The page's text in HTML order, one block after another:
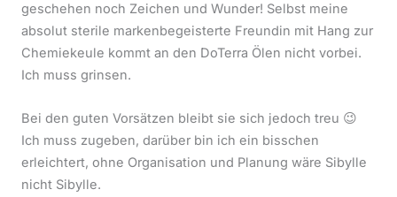
geschehen noch Zeichen und Wunder! Selbst meine
absolut sterile markenbegeisterte Freundin mit Hang zur
Chemiekeule kommt an den DoTerra Ölen nicht vorbei.
Ich muss grinsen.
Bei den guten Vorsätzen bleibt sie sich jedoch treu 😉
Ich muss zugeben, darüber bin ich ein bisschen
erleichtert, ohne Organisation und Planung wäre Sibylle
nicht Sibylle.